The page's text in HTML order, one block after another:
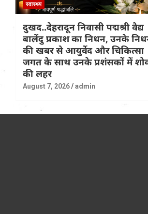
स्वास्थ्य
दुखद..देहरादून निवासी पद्मश्री वैद्य
बालेंदु प्रकाश का निधन, उनके
की खबर से आयुर्वेद और चिकित्सा
जगत के साथ उनके प्रशंसकों में
की लहर
August 7, 2026 admin